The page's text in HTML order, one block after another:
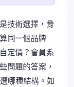
技術選擇，骨
同一個品牌
定價？會員系
問題的答案，
哪種結構。如